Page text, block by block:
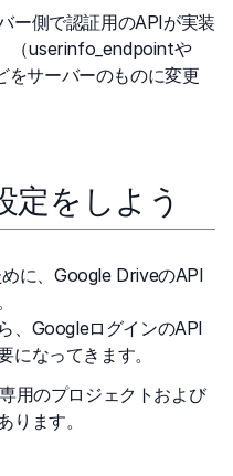
ー側で認証用のAPIが実装
（userinfo_endpointや
サーバーのものに変更
定をしよう
に、Google DriveのAPI
、GoogleログインのAPI
になってきます。
用のプロジェクトおよび
ります。